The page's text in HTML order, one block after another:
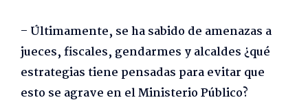
– Últimamente, se ha sabido de amenazas a
jueces, fiscales, gendarmes y alcaldes ¿qué
estrategias tiene pensadas para evitar que
esto se agrave en el Ministerio Público?